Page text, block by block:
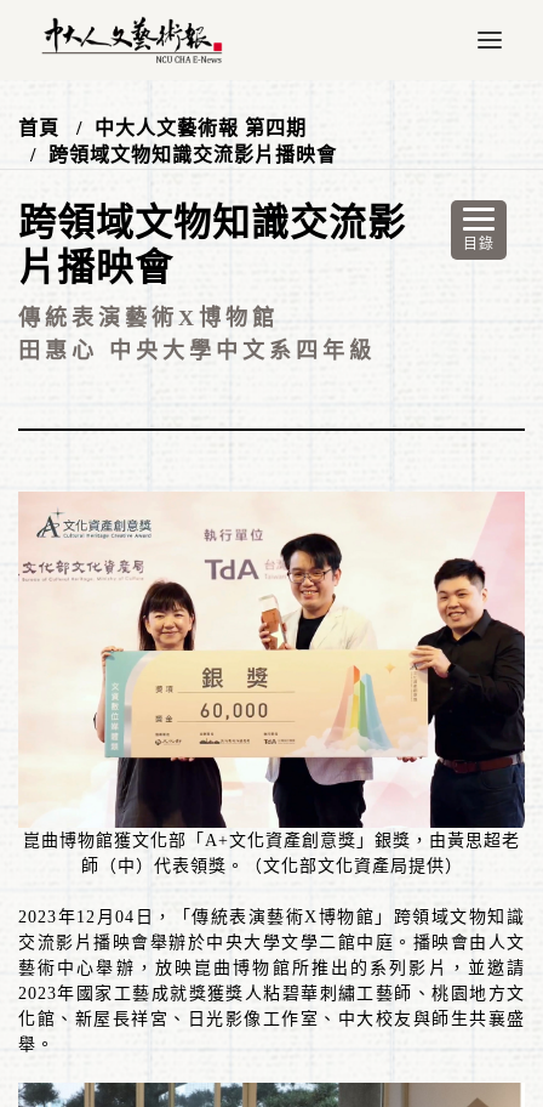
首頁
中大人文藝術報 第四期
跨領域文物知識交流影片播映會
跨領域文物知識交流影
片播映會
傳統表演藝術X博物館
田惠心 中央大學中文系四年級
崑曲博物館獲文化部「 A+文化資產創意獎」銀獎，由黃思超老
師（中）代表領獎。（文化部文化資產局提供）
2023年12 月04 日，「傳統表演藝術X博物館」跨領域文物知識
交流影片播映會舉辦於中央大學文學二館中庭。播映會由人文
藝術中心舉辦，放映崑曲博物館所推出的系列影片，並邀請
2023年國家工藝成就獎獲獎人粘碧華刺繡工藝師、桃園地方文
化館、新屋長祥宮、日光影像工作室、中大校友與師生共襄盛
舉。